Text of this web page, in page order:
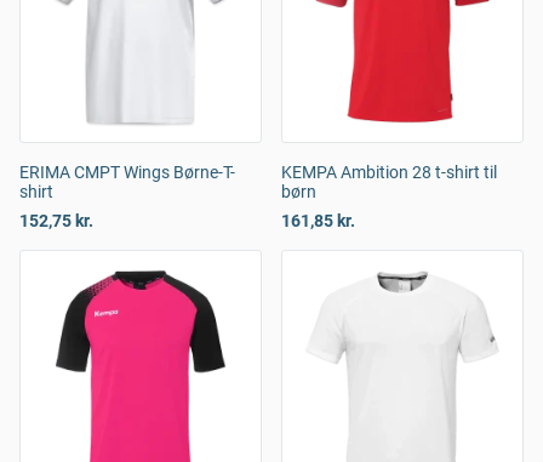
ERIMA CMPT Wings Børne-T-
shirt
152,75 kr.
KEMPA Ambition 28 t-shirt til
børn
161,85 kr.